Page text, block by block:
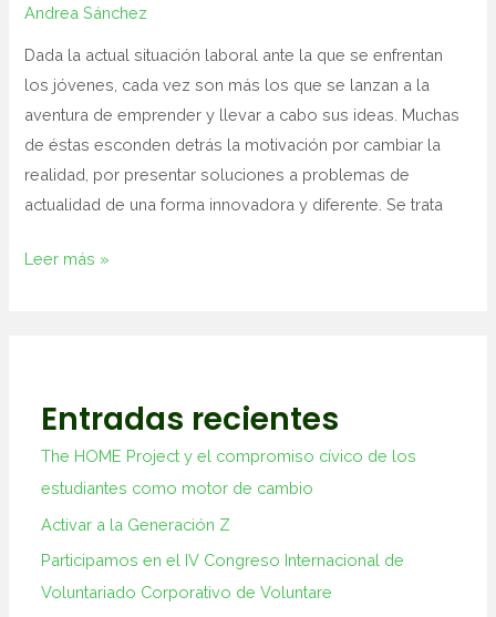
Andrea Sánchez
Dada la actual situación laboral ante la que se enfrentan
los jóvenes, cada vez son más los que se lanzan a la
aventura de emprender y llevar a cabo sus ideas. Muchas
de éstas esconden detrás la motivación por cambiar la
realidad, por presentar soluciones a problemas de
actualidad de una forma innovadora y diferente. Se trata
Leer más »
Entradas recientes
The HOME Project y el compromiso cívico de los
estudiantes como motor de cambio
Activar a la Generación Z
Participamos en el IV Congreso Internacional de
Voluntariado Corporativo de Voluntare